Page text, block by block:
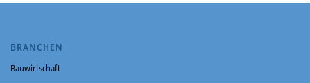
BRANCHEN
Bauwirtschaft